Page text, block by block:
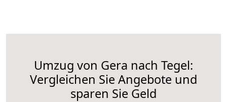
Umzug von Gera nach Tegel:
Vergleichen Sie Angebote und
sparen Sie Geld